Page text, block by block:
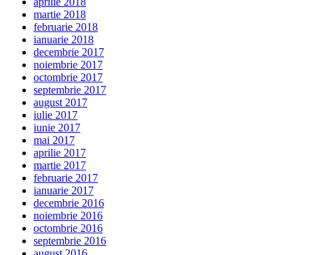
martie 2018
februarie 2018
ianuarie 2018
decembrie 2017
noiembrie 2017
octombrie 2017
septembrie 2017
august 2017
iulie 2017
iunie 2017
mai 2017
aprilie 2017
martie 2017
februarie 2017
ianuarie 2017
decembrie 2016
noiembrie 2016
octombrie 2016
septembrie 2016